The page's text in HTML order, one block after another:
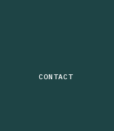
CONTACT